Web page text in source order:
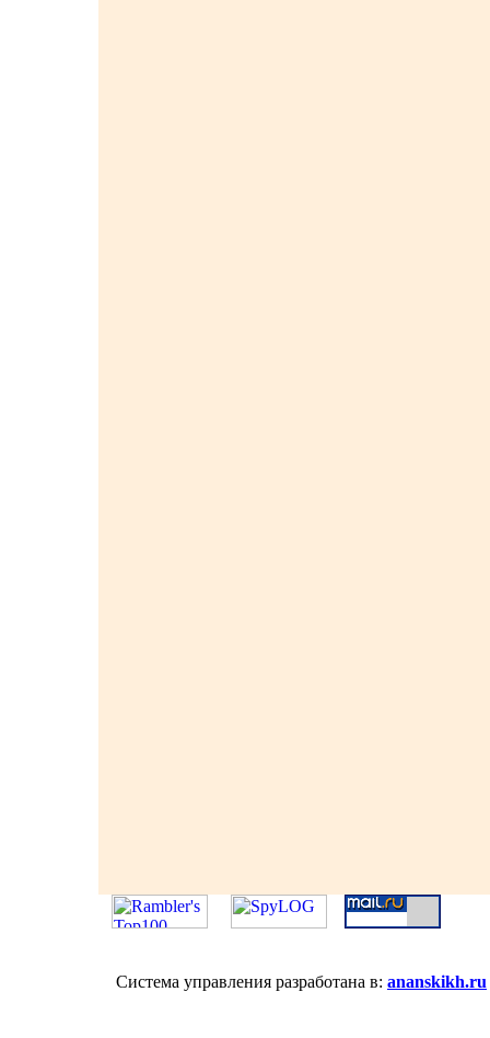
Система управления разработана в: ananskikh.ru